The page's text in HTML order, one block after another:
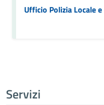
Ufficio Polizia Locale
Servizi